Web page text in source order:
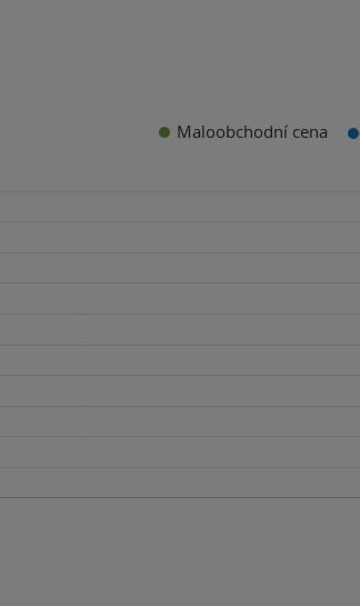
Maloobchodní cena